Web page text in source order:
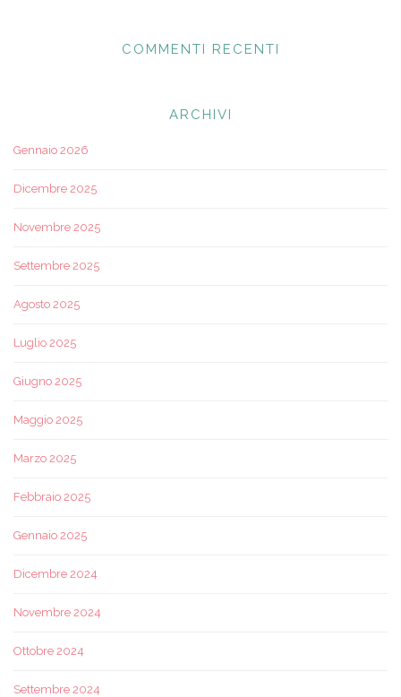
COMMENTI RECENTI
ARCHIVI
Gennaio 2026
Dicembre 2025
Novembre 2025
Settembre 2025
Agosto 2025
Luglio 2025
Giugno 2025
Maggio 2025
Marzo 2025
Febbraio 2025
Gennaio 2025
Dicembre 2024
Novembre 2024
Ottobre 2024
Settembre 2024